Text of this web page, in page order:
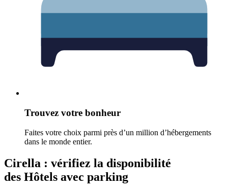
Trouvez votre bonheur
Faites votre choix parmi près d’un million d’hébergements
dans le monde entier.
Cirella : vérifiez la disponibilité
des Hôtels avec parking